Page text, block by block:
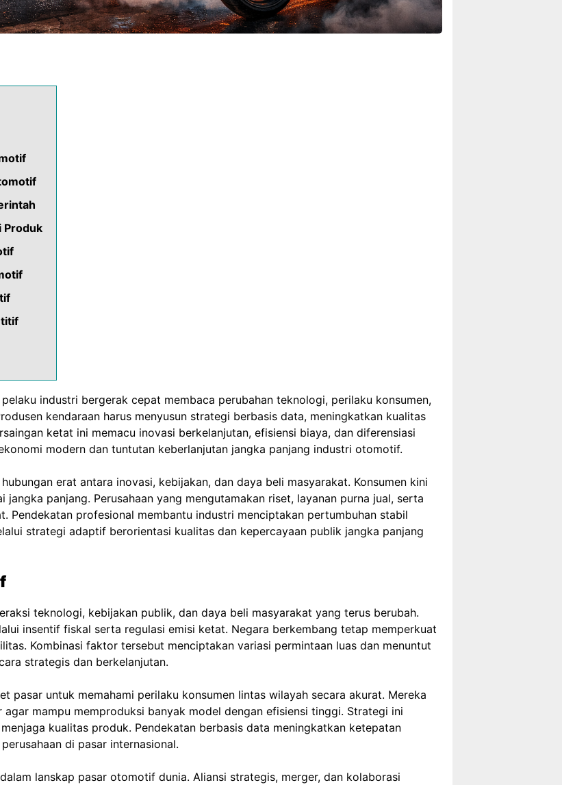
Produk
industri bergerak cepat membaca perubahan teknologi, perilaku konsumen,
kendaraan harus menyusun strategi berbasis data, meningkatkan kualitas
ketat ini memacu inovasi berkelanjutan, efisiensi biaya, dan diferensiasi
modern dan tuntutan keberlanjutan jangka panjang industri otomotif.
erat antara inovasi, kebijakan, dan daya beli masyarakat. Konsumen kini
jangka panjang. Perusahaan yang mengutamakan riset, layanan purna jual, serta
Pendekatan profesional membantu industri menciptakan pertumbuhan stabil
strategi adaptif berorientasi kualitas dan kepercayaan publik jangka panjang
teknologi, kebijakan publik, dan daya beli masyarakat yang terus berubah.
insentif fiskal serta regulasi emisi ketat. Negara berkembang tetap memperkuat
Kombinasi faktor tersebut menciptakan variasi permintaan luas dan menuntut
strategis dan berkelanjutan.
pasar untuk memahami perilaku konsumen lintas wilayah secara akurat. Mereka
mampu memproduksi banyak model dengan efisiensi tinggi. Strategi ini
kualitas produk. Pendekatan berbasis data meningkatkan ketepatan
di pasar internasional.
lanskap pasar otomotif dunia. Aliansi strategis, merger, dan kolaborasi